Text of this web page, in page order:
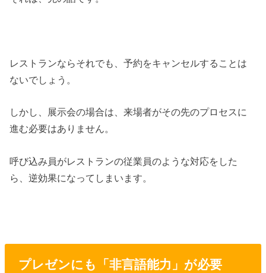
レストランならそれでも、予約をキャンセルすることは
ないでしょう。
しかし、展示会の場合は、来場者がその先のプロセスに
進む必要はありません。
呼び込み員がレストランの従業員のような対応をした
ら、逆効果になってしまいます。
プレゼンにも「非言語能力」が必要